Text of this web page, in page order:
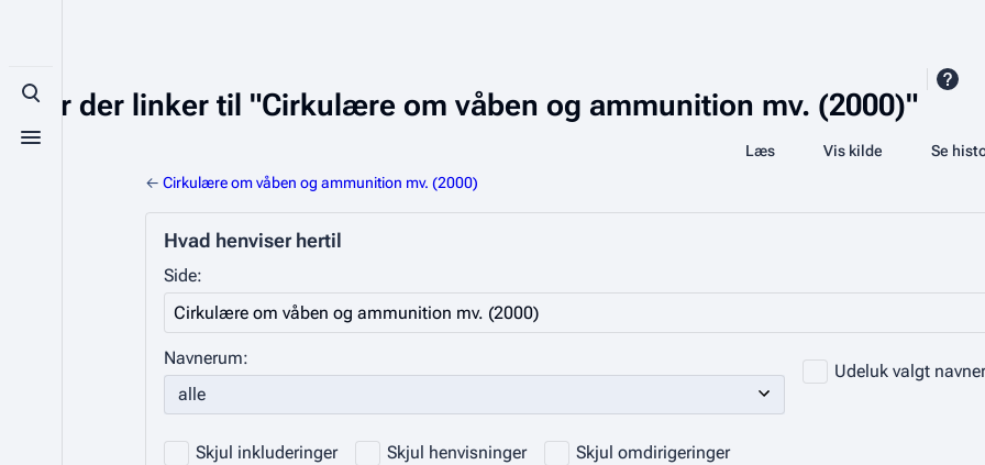
Toggle search
Toggle menu
Sider der linker til "Cirkulære om våben og ammunition mv. (2000)"
Visninger
Læs Vis kilde Se
← Cirkulære om våben og ammunition mv. (2000)
Hvad henviser hertil
Side:
Navnerum:
Udeluk valgt
Skjul inkluderinger Skjul henvisninger Skjul omdirigeringer